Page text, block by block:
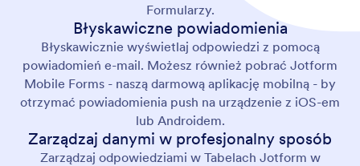
Formularzy.
Błyskawiczne powiadomienia
Błyskawicznie wyświetlaj odpowiedzi z pomocą
powiadomień e-mail. Możesz również pobrać Jotform
Mobile Forms - naszą darmową aplikację mobilną - by
otrzymać powiadomienia push na urządzenie z iOS-em
lub Androidem.
Zarządzaj danymi w profesjonalny sposób
Zarządzaj odpowiedziami w Tabelach Jotform w